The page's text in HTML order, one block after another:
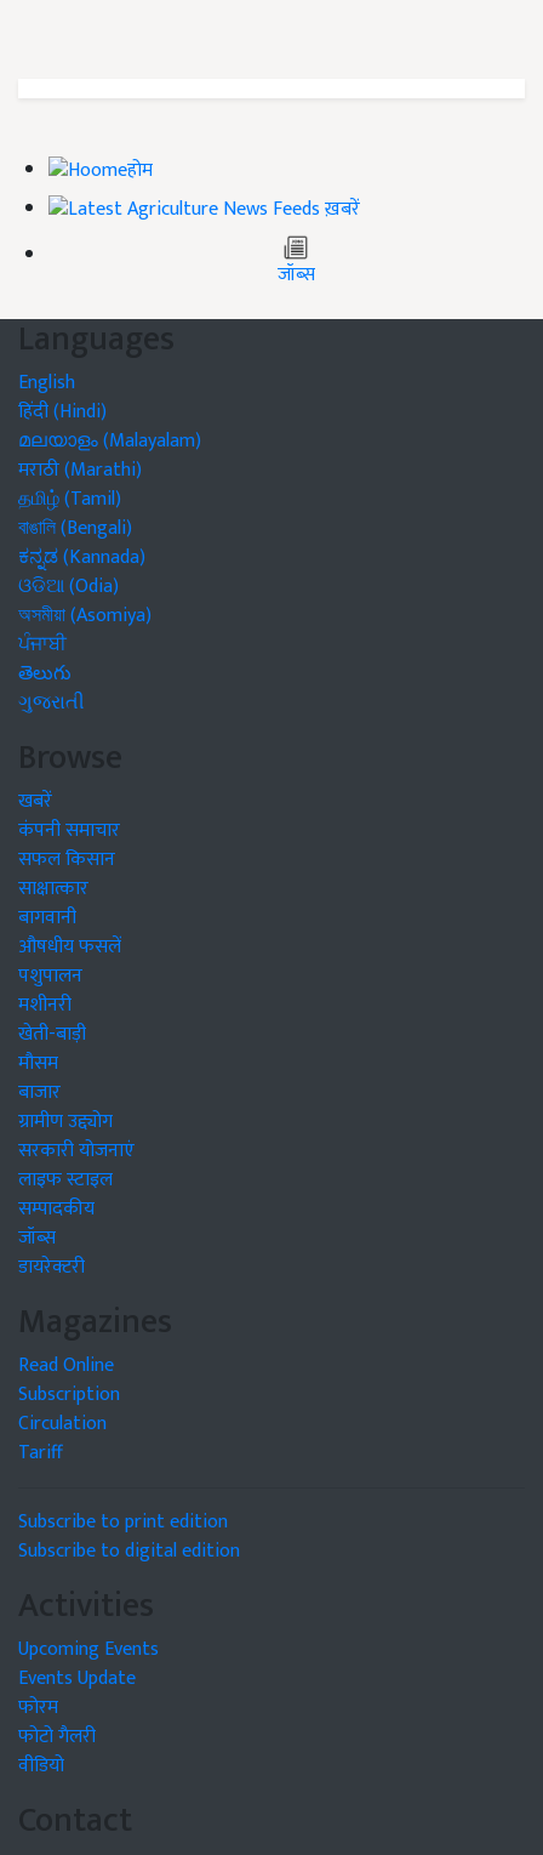
होम
ख़बरें
जॉब्स
Languages
English
हिंदी (Hindi)
മലയാളം (Malayalam)
मराठी (Marathi)
தமிழ் (Tamil)
বাঙালি (Bengali)
ಕನ್ನಡ (Kannada)
ଓଡିଆ (Odia)
অসমীয়া (Asomiya)
ਪੰਜਾਬੀ
తెలుగు
ગુજરાતી
Browse
खबरें
कंपनी समाचार
सफल किसान
साक्षात्कार
बागवानी
औषधीय फसलें
पशुपालन
मशीनरी
खेती-बाड़ी
मौसम
बाजार
ग्रामीण उद्द्योग
सरकारी योजनाएं
लाइफ स्टाइल
सम्पादकीय
जॉब्स
डायरेक्टरी
Magazines
Read Online
Subscription
Circulation
Tariff
Subscribe to print edition
Subscribe to digital edition
Activities
Upcoming Events
Events Update
फोरम
फोटो गैलरी
वीडियो
Contact